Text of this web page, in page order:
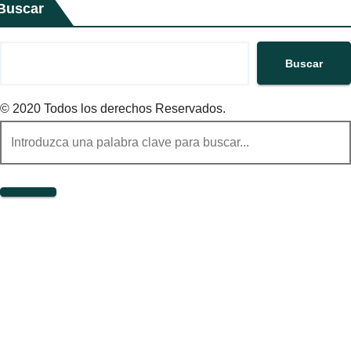
Buscar
© 2020 Todos los derechos Reservados.